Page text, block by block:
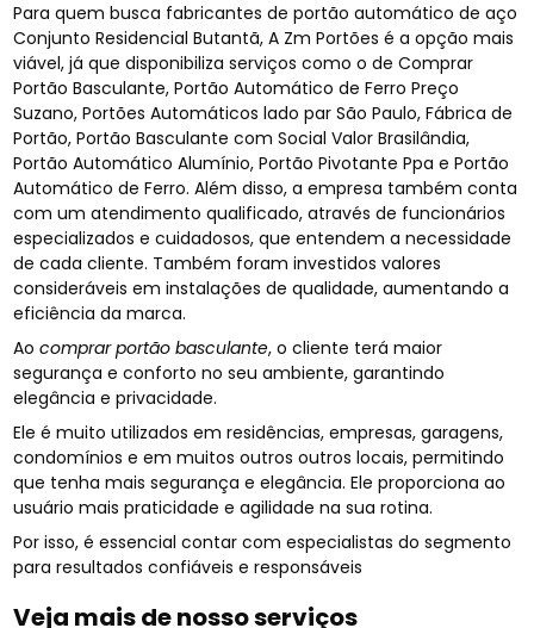
Para quem busca fabricantes de portão automático de aço
Conjunto Residencial Butantã, A Zm Portões é a opção mais
viável, já que disponibiliza serviços como o de Comprar
Portão Basculante, Portão Automático de Ferro Preço
Suzano, Portões Automáticos lado par São Paulo, Fábrica de
Portão, Portão Basculante com Social Valor Brasilândia,
Portão Automático Alumínio, Portão Pivotante Ppa e Portão
Automático de Ferro. Além disso, a empresa também conta
com um atendimento qualificado, através de funcionários
especializados e cuidadosos, que entendem a necessidade
de cada cliente. Também foram investidos valores
consideráveis em instalações de qualidade, aumentando a
eficiência da marca.
Aocomprar portão basculante, o cliente terá maior
segurança e conforto no seu ambiente, garantindo
elegância e privacidade.
Ele é muito utilizados em residências, empresas, garagens,
condomínios e em muitos outros outros locais, permitindo
que tenha mais segurança e elegância. Ele proporciona ao
usuário mais praticidade e agilidade na sua rotina.
Por isso, é essencial contar com especialistas do segmento
para resultados confiáveis e responsáveis
Veja mais de nosso serviços